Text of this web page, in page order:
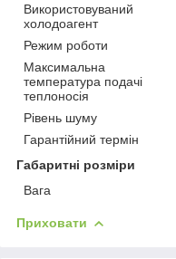
Використовуваний
холодоагент
Режим роботи
Максимальна
температура подачі
теплоносія
Рівень шуму
Гарантійний термін
Габаритні розміри
Вага
Приховати